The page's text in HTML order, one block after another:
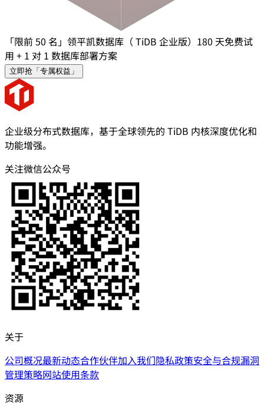
「限前 50 名」领平凯数据库（ TiDB 企业版）180 天免费试
用 + 1 对 1 数据库部署方案
立即抢「专属权益」
企业级分布式数据库，基于全球领先的 TiDB 内核深度优化和
功能增强。
关注微信公众号
关于
公司概况最新动态合作伙伴加入我们隐私政策安全与合规漏洞
管理策略网站使用条款
资源